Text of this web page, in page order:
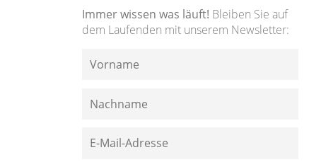
Immer wissen was läuft! Bleiben Sie auf
dem Laufenden mit unserem Newsletter: